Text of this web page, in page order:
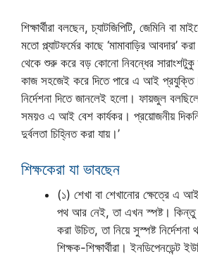
শিক্ষার্থীরা বলছেন, চ্যাটজিপিটি, জেমিনি বা
মতো প্ল্যাটফর্মের কাছে ‘মামাবাড়ির আবদার’
থেকে শুরু করে বড় কোনো নিবন্ধের
কাজ সহজেই করে দিতে পারে এ আই
নির্দেশনা দিতে জানলেই হলো। ফায়জুল
সময়ও এ আই বেশ কার্যকর। প্রয়োজনীয়
দুর্বলতা চিহ্নিত করা যায়।’
শিক্ষকেরা যা ভাবছেন
(১) শেখা বা শেখানোর ক্ষেত্রে এ
পথ আর নেই, তা এখন স্পষ্ট। কিন্তু
করা উচিত, তা নিয়ে সুস্পষ্ট
শিক্ষক-শিক্ষার্থীরা। ইনডিপেনডেন্ট